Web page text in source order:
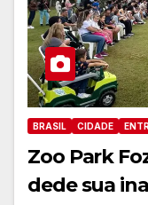
BRASIL CIDADE
Zoo Park
dede sua